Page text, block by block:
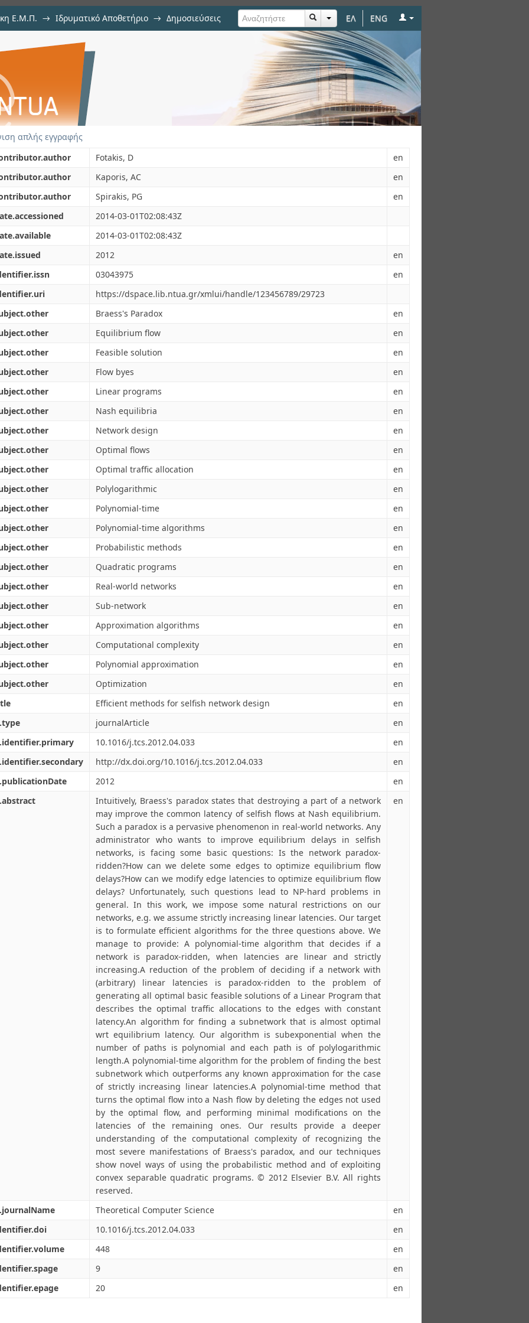
ΕΛ ENG
Ε.Μ.Π. → Ιδρυματικό Αποθετήριο → Δημοσιεύσεις
network design
απλής εγγραφής
Fotakis, D
en
Kaporis, AC
en
Spirakis, PG
en
2014-03-01T02:08:43Z
2014-03-01T02:08:43Z
2012
en
03043975
en
https://dspace.lib.ntua.gr/xmlui/handle/123456789/29723
Braess's Paradox
en
Equilibrium flow
en
Feasible solution
en
Flow byes
en
Linear programs
en
Nash equilibria
en
Network design
en
Optimal flows
en
Optimal traffic allocation
en
Polylogarithmic
en
Polynomial-time
en
Polynomial-time algorithms
en
Probabilistic methods
en
Quadratic programs
en
Real-world networks
en
Sub-network
en
Approximation algorithms
en
Computational complexity
en
Polynomial approximation
en
Optimization
en
Efficient methods for selfish network design
en
journalArticle
en
10.1016/j.tcs.2012.04.033
en
http://dx.doi.org/10.1016/j.tcs.2012.04.033
en
2012
en
Intuitively, Braess's paradox states that destroying a part of a network
may improve the common latency of selfish flows at Nash equilibrium.
Such a paradox is a pervasive phenomenon in real-world networks. Any
administrator who wants to improve equilibrium delays in selfish
networks, is facing some basic questions: Is the network paradox-
ridden?How can we delete some edges to optimize equilibrium flow
delays?How can we modify edge latencies to optimize equilibrium flow
delays? Unfortunately, such questions lead to NP-hard problems in
general. In this work, we impose some natural restrictions on our
networks, e.g. we assume strictly increasing linear latencies. Our target
is to formulate efficient algorithms for the three questions above. We
manage to provide: A polynomial-time algorithm that decides if a
network is paradox-ridden, when latencies are linear and strictly
increasing.A reduction of the problem of deciding if a network with
(arbitrary) linear latencies is paradox-ridden to the problem of
generating all optimal basic feasible solutions of a Linear Program that
describes the optimal traffic allocations to the edges with constant
latency.An algorithm for finding a subnetwork that is almost optimal
wrt equilibrium latency. Our algorithm is subexponential when the
number of paths is polynomial and each path is of polylogarithmic
length.A polynomial-time algorithm for the problem of finding the best
subnetwork which outperforms any known approximation for the case
of strictly increasing linear latencies.A polynomial-time method that
turns the optimal flow into a Nash flow by deleting the edges not used
by the optimal flow, and performing minimal modifications on the
latencies of the remaining ones. Our results provide a deeper
understanding of the computational complexity of recognizing the
most severe manifestations of Braess's paradox, and our techniques
show novel ways of using the probabilistic method and of exploiting
convex separable quadratic programs. © 2012 Elsevier B.V. All rights
reserved.
en
Theoretical Computer Science
en
10.1016/j.tcs.2012.04.033
en
448
en
9
en
20 en